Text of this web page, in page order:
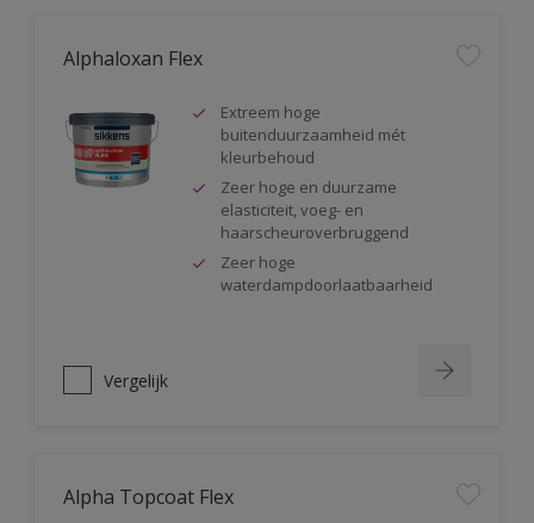
Alphaloxan Flex
Extreem hoge
buitenduurzaamheid mét
kleurbehoud
Zeer hoge en duurzame
elasticiteit, voeg- en
haarscheuroverbruggend
Zeer hoge
waterdampdoorlaatbaarheid
Vergelijk
Alpha Topcoat Flex